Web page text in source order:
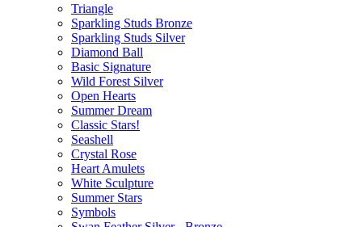
Triangle
Sparkling Studs Bronze
Sparkling Studs Silver
Diamond Ball
Basic Signature
Wild Forest Silver
Open Hearts
Summer Dream
Classic Stars!
Seashell
Crystal Rose
Heart Amulets
White Sculpture
Summer Stars
Symbols